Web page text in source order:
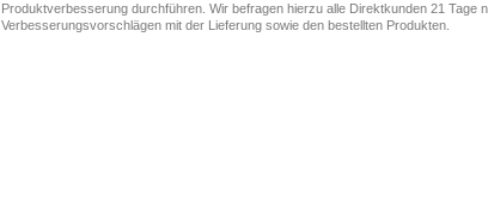
Produktverbesserung durchführen. Wir befragen hierzu alle Direktkunden 21 Tage
Verbesserungsvorschlägen mit der Lieferung sowie den bestellten Produkten.